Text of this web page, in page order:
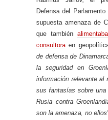
Defensa del Parlamento
supuesta amenaza de
que tambiénalimentaba
consultoraen
de defensa de
la seguridad en
información relevante al
sus fantasías sobre
Rusia contra
son la amenaza, no